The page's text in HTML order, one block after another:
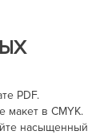
PDF.
макет в CMYK.
насыщенный